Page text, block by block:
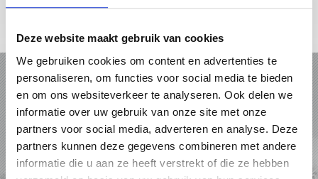
Deze website maakt gebruik van cookies
We gebruiken cookies om content en advertenties te
personaliseren, om functies voor social media te bieden
en om ons websiteverkeer te analyseren. Ook delen we
informatie over uw gebruik van onze site met onze
partners voor social media, adverteren en analyse. Deze
partners kunnen deze gegevens combineren met andere
informatie die u aan ze heeft verstrekt of die ze hebben
VAKANTIE IN VINSCHGAU
PAKKETTEN
ACCOMMODATIES